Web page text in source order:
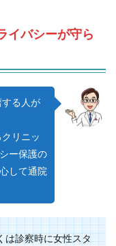
イバシーが守ら
る人が
リニッ
ー保護の
して通院
は診察時に女性スタ